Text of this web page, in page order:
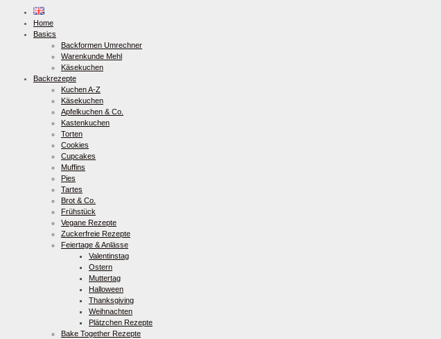
Home
Basics
Backformen Umrechner
Warenkunde Mehl
Käsekuchen
Backrezepte
Kuchen A-Z
Käsekuchen
Apfelkuchen & Co.
Kastenkuchen
Torten
Cookies
Cupcakes
Muffins
Pies
Tartes
Brot & Co.
Frühstück
Vegane Rezepte
Zuckerfreie Rezepte
Feiertage & Anlässe
Valentinstag
Ostern
Muttertag
Halloween
Thanksgiving
Weihnachten
Plätzchen Rezepte
Bake Together Rezepte